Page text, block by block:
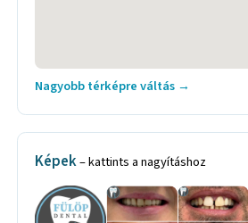
Nagyobb térképre váltás →
Képek– kattints a nagyításhoz